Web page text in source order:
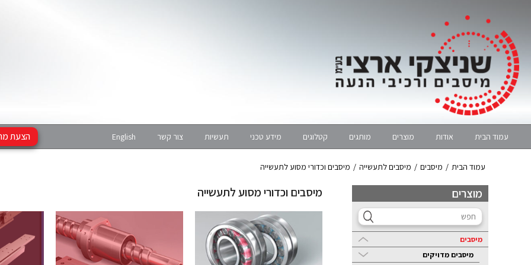
עמוד הבית אודות מוצרים מותגים קטלוגים מידע טכני תעשיות צור קשר English הצעת
עמוד הבית / מיסבים / מיסבים לתעשייה / מיסבים וכדורי מסוע לתעשייה
מוצרים
מיסבים
מיסבים מדויקים
מיסבים וכדורי מסוע לתעשייה